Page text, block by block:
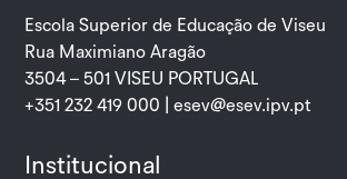
Escola Superior de Educação de Viseu
Rua Maximiano Aragão
3504 – 501 VISEU PORTUGAL
+351 232 419 000 |esev@esev.ipv.pt
Institucional